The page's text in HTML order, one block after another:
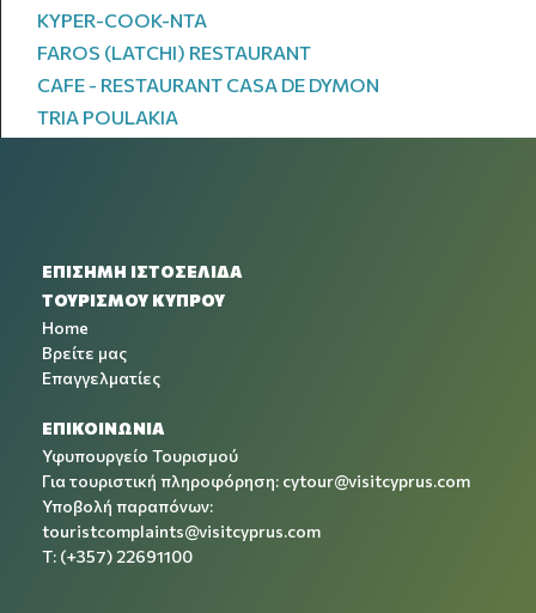
KYPER-COOK-NTA
FAROS (LATCHI) RESTAURANT
CAFE - RESTAURANT CASA DE DYMON
TRIA POULAKIA
ΕΠΙΣΗΜΗ ΙΣΤΟΣΕΛΙΔΑ
ΤΟΥΡΙΣΜΟΥ ΚΥΠΡΟΥ
Home
Βρείτε μας
Επαγγελματίες
ΕΠΙΚΟΙΝΩΝΙΑ
Υφυπουργείο Τουρισμού
Για τουριστική πληροφόρηση: cytour@visitcyprus.com
Υποβολή παραπόνων:
touristcomplaints@visitcyprus.com
T: (+357) 22691100